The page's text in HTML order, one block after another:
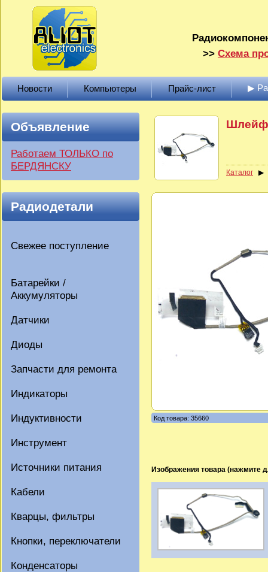
>> Схема
Новости Компьютеры Прайс-лист ▶
Объявление
Работаем ТОЛЬКО по
БЕРДЯНСКУ
Радиодетали
Свежее поступление
Батарейки /
Аккумуляторы
Датчики
Диоды
Запчасти для ремонта
Индикаторы
Индуктивности
Инструмент
Источники питания
Кабели
Кварцы, фильтры
Кнопки, переключатели
Конденсаторы
Шлейф
Каталог
Код товара: 35660
Изображения товара (нажмите